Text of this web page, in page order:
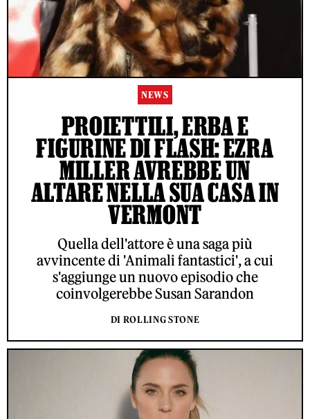
NEWS
PROIETTILI, ERBA E
FIGURINE DI FLASH: EZRA
MILLER AVREBBE UN
ALTARE NELLA SUA CASA IN
VERMONT
Quella dell'attore è una saga più
avvincente di 'Animali fantastici', a cui
s'aggiunge un nuovo episodio che
coinvolgerebbe Susan Sarandon
DI ROLLING STONE